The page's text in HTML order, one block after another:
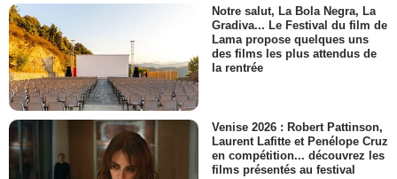
Notre salut, La Bola Negra, La
Gradiva... Le Festival du film de
Lama propose quelques uns
des films les plus attendus de
la rentrée
Venise 2026 : Robert Pattinson,
Laurent Lafitte et Penélope Cruz
en compétition... découvrez les
films présentés au festival